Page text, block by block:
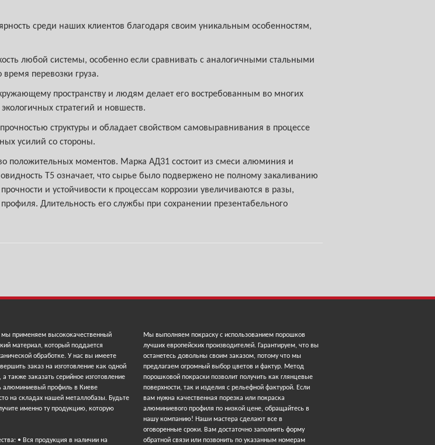
среди наших клиентов благодаря своим уникальным особенностям,
любой системы, особенно если сравнивать с аналогичными стальными
время перевозки груза.
пространству и людям делает его востребованным во многих
стратегий и новшеств.
структуры и обладает свойством самовыравнивания в процессе
усилий со стороны.
положительных моментов. Марка АД31 состоит из смеси алюминия и
Т5 означает, что сырье было подвержено не полному закаливанию
и устойчивости к процессам коррозии увеличиваются в разы,
Длительность его службы при сохранении презентабельного
мы применяем высококачественный
материал, который поддается
обработке. У нас вы имеете
заказ на изготовление как одной
а также заказать серийное изготовление
алюминиевый профиль в Киеве
на складах нашей металлобазы. Будьте
именно ту продукцию, которую
• Вся продукция в наличии на
Мы выполняем покраску с использованием порошков
лучших европейских производителей. Гарантируем, что вы
останетесь довольны своим заказом, потому что мы
предлагаем огромный выбор цветов и фактур. Метод
порошковой покраски позволит получить как глянцевые
поверхности, так и изделия с рельефной фактурой. Если
вам нужна качественная порезка или покраска
алюминиевого профиля по низкой цене, обращайтесь в
нашу компанию! Наши мастера сделают все в
оговоренные сроки. Вам достаточно заполнить форму
обратной связи или позвонить по указанным номерам